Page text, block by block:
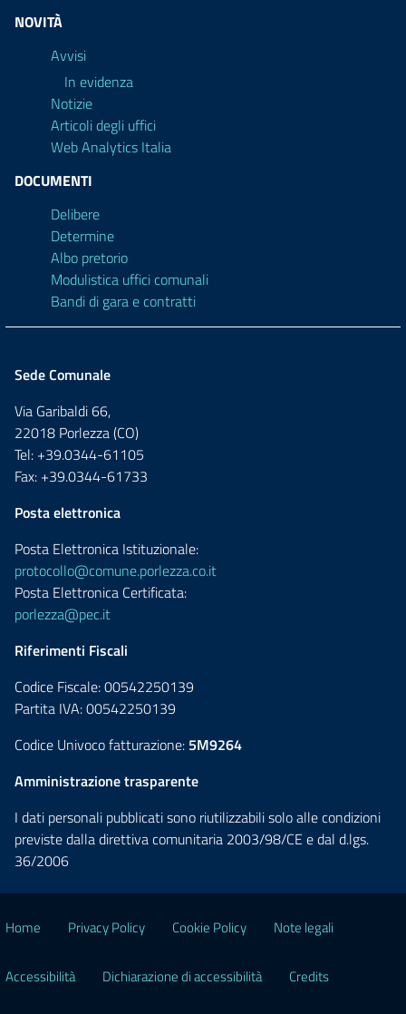
NOVITÀ
Avvisi
In evidenza
Notizie
Articoli degli uffici
Web Analytics Italia
DOCUMENTI
Delibere
Determine
Albo pretorio
Modulistica uffici comunali
Bandi di gara e contratti
Sede Comunale
Via Garibaldi 66,
22018 Porlezza (CO)
Tel: +39.0344-61105
Fax: +39.0344-61733
Posta elettronica
Posta Elettronica Istituzionale:
protocollo@comune.porlezza.co.it
Posta Elettronica Certificata:
porlezza@pec.it
Riferimenti Fiscali
Codice Fiscale: 00542250139
Partita IVA: 00542250139
Codice Univoco fatturazione: 5M9264
Amministrazione trasparente
I dati personali pubblicati sono riutilizzabili solo alle condizioni
previste dalla direttiva comunitaria 2003/98/CE e dal d.lgs.
36/2006
Home Privacy Policy Cookie Policy Note legali
Accessibilità Dichiarazione di accessibilità Credits